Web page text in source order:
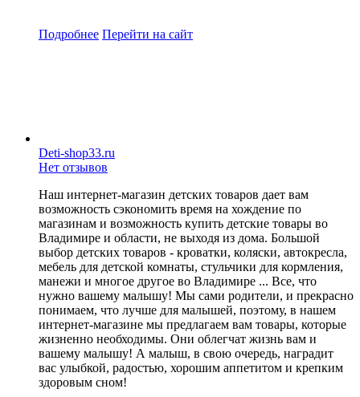
Подробнее Перейти на сайт
Deti-shop33.ru
Нет отзывов
Наш интернет-магазин детских товаров дает вам
возможность сэкономить время на хождение по
магазинам и возможность купить детские товары во
Владимире и области, не выходя из дома. Большой
выбор детских товаров - кроватки, коляски, автокресла,
мебель для детской комнаты, стульчики для кормления,
манежи и многое другое во Владимире ... Все, что
нужно вашему малышу! Мы сами родители, и прекрасно
понимаем, что лучше для малышей, поэтому, в нашем
интернет-магазине мы предлагаем вам товары, которые
жизненно необходимы. Они облегчат жизнь вам и
вашему малышу! А малыш, в свою очередь, наградит
вас улыбкой, радостью, хорошим аппетитом и крепким
здоровым сном!